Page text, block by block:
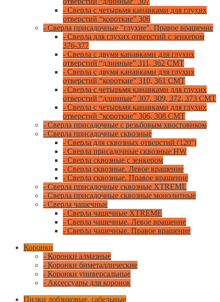
- Сверла с четырьмя канавками для глухих
отверстий “короткие” 306
- Сверла присадочные "глухие". Правое вращение
- Сверла для глухих отверстий с зенкером
376-377
- Сверла с двумя канавками для глухих
отверстий “длинные” 311, 362 CMT
- Сверла с двумя канавками для глухих
отверстий “короткие” 310, 361 CMT
- Сверла с четырьмя канавками для глухих
отверстий “длинные” 307, 309, 372, 373 CMT
- Сверла с четырьмя канавками для глухих
отверстий “короткие” 306, 308 CMT
- Сверла присадочные с резьбовым хвостовиком
- Сверла присадочные сквозные
- Сверла для сквозных отверстий (120°)
- Сверла присадочные сквозные HW
- Сверла сквозные с зенкером
- Сверла сквозные. Левое вращение
- Сверла сквозные. Правое вращение
- Сверла присадочные сквозные XTREME
- Сверла присадочные сквозные монолитные
- Сверла чашечные
- Сверла чашечные XTREME
- Сверла чашечные. Левое вращение
- Сверла чашечные. Правое вращение
Коронки
- Коронки алмазные
- Коронки биметаллические
- Коронки универсальные
- Аксессуары для коронок
Пилки лобзиковые, сабельные